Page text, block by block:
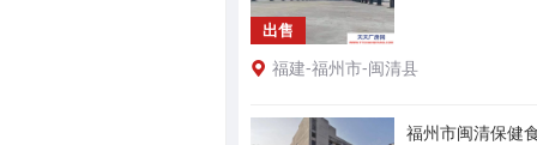
出售
福建-福州市-闽清县
福州市闽清保健